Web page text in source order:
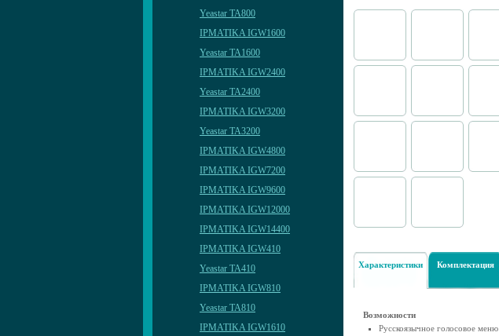
Yeastar TA800
IPMATIKA IGW1600
Yeastar TA1600
IPMATIKA IGW2400
Yeastar TA2400
IPMATIKA IGW3200
Yeastar TA3200
IPMATIKA IGW4800
IPMATIKA IGW7200
IPMATIKA IGW9600
IPMATIKA IGW12000
IPMATIKA IGW14400
IPMATIKA IGW410
Yeastar TA410
IPMATIKA IGW810
Yeastar TA810
IPMATIKA IGW1610
Характеристики Комплектация
Возможности
Русскоязычное голосовое меню